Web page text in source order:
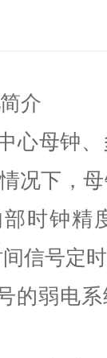
简介
心母钟
况下，
时钟精
信号定
的弱电